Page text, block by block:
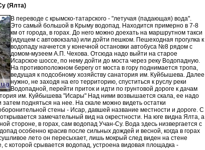
(Ялта)
В переводе с крымско-татарского - "летучая (падающая) вода".
Это самый большой в Крыму водопад. Находится примерно в 7-8
км от города, в горах. До него можно доехать на маршрутном такси
(идущем с автовокзала) или дойти пешком. Пешеходная прогулка к
водопаду начнется у конечной остановки автобуса №8 рядом с
домом-музеем А.П. Чехова. Отсюда надо выйти на старое
Исарское шоссе, по нему дойти до моста через реку Водопадную.
На противоположном берегу от моста в гору поднимается тропа,
ведущая к подсобному хозяйству санатория им. Куйбышева. Далее
нужно, не заходя на его территорию, спуститься к руслу реки
Водопадной, перейти приток и идти по грунтовой дороге к дачам
им. Куйбышева "Исары" Над ними возвышается скала, ее надо
затем подняться на нее. На скале можно видеть остатки
стены - Исар, давшей название местности и дороге. С
замечательный вид на окрестности. На юге видна Ялта, а
стороне, в горах, сам водопад Учан-Су. Вода здесь низвергается с
особенно красив после сильных дождей и весной, когда в горах
лето он пересыхает, лишь мокрый след виден на стене
с которой срывается водопад, устроена видовая площадка -